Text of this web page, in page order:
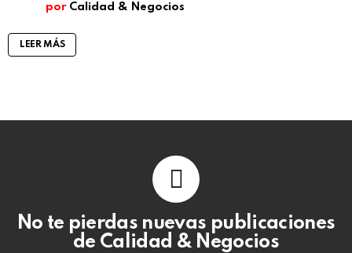
por Calidad & Negocios
LEER MÁS
No te pierdas nuevas publicaciones
de Calidad & Negocios